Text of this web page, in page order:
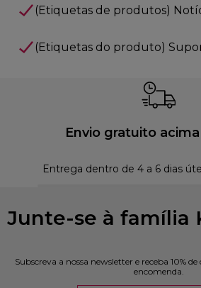
(Etiquetas de produtos)
(Etiquetas do produto)
Envio gratuito
Entrega dentro de 4 a 6 dias
Junte-se à família
Subscreva a nossa newsletter e receba 10%
encomenda.